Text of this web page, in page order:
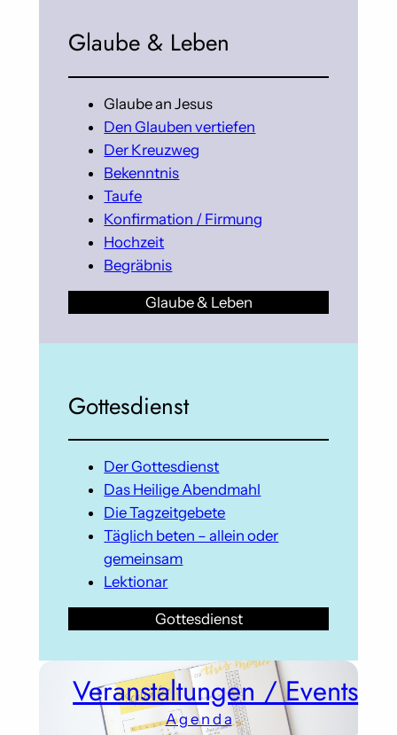
Glaube & Leben
Glaube an Jesus
Den Glauben vertiefen
Der Kreuzweg
Bekenntnis
Taufe
Konfirmation / Firmung
Hochzeit
Begräbnis
Glaube & Leben
Gottesdienst
Der Gottesdienst
Das Heilige Abendmahl
Die Tagzeitgebete
Täglich beten – allein oder
gemeinsam
Lektionar
Gottesdienst
Veranstaltungen / Events
A g e n d a